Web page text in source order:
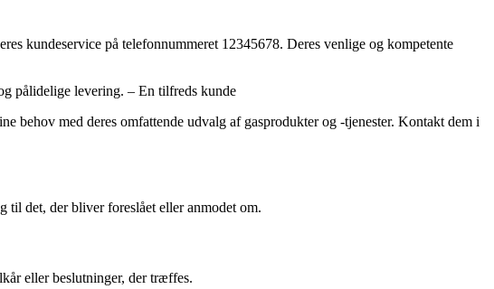
kundeservice på telefonnummeret 12345678. Deres venlige og kompetente
pålidelige levering. – En tilfreds kunde
med deres omfattende udvalg af gasprodukter og -tjenester. Kontakt dem i
til det, der bliver foreslået eller anmodet om.
eller beslutninger, der træffes.